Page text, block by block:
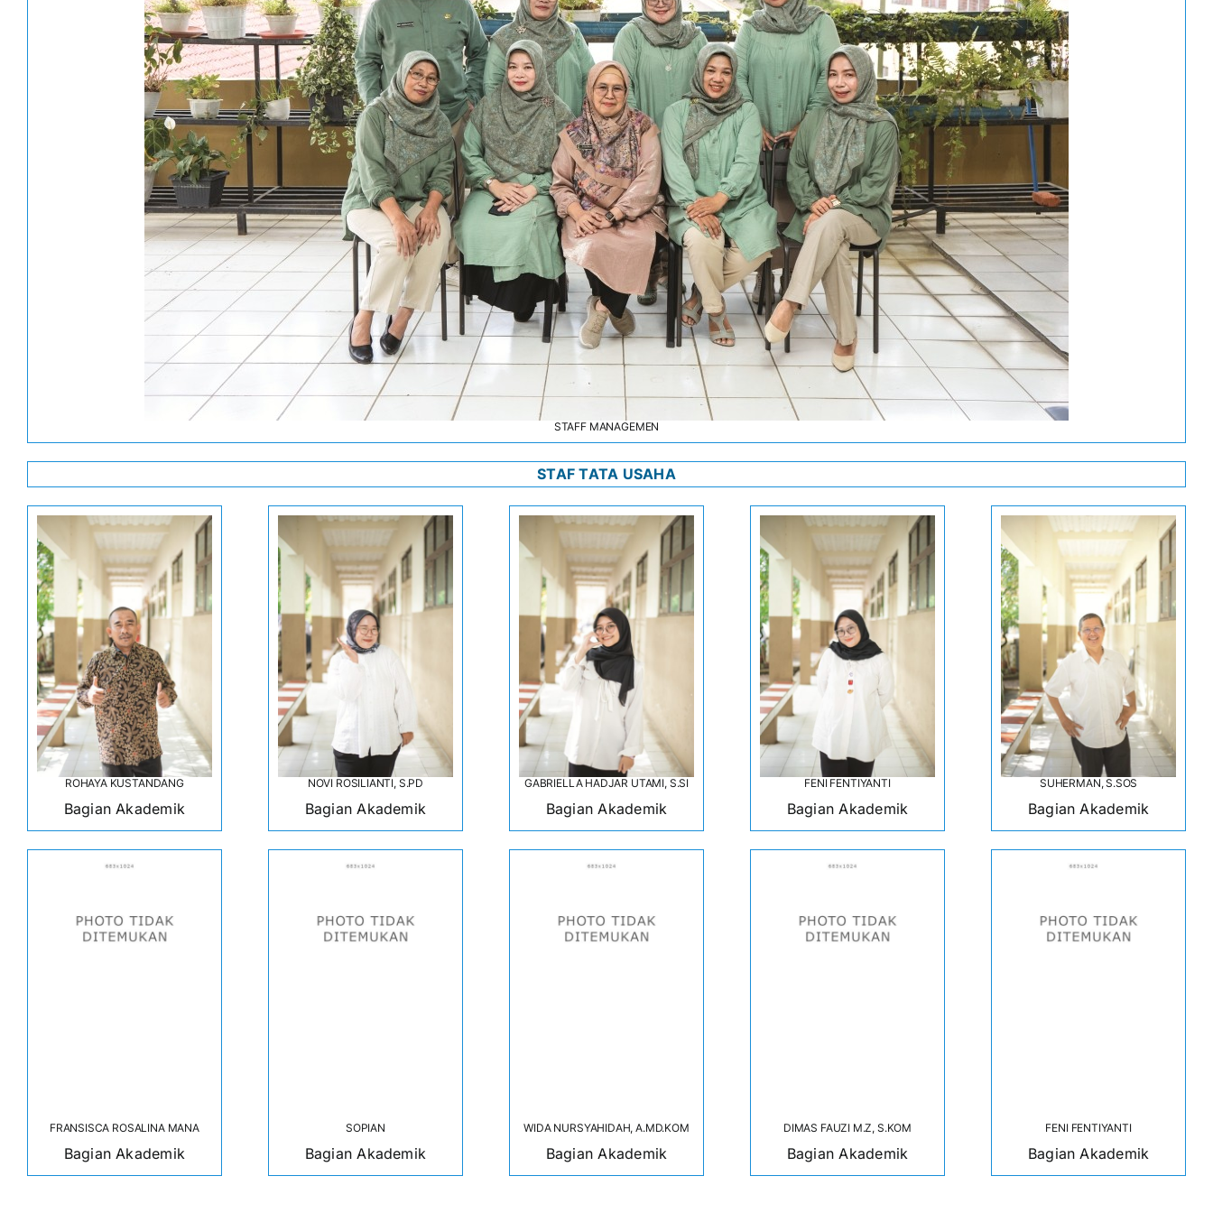
STAFF MANAGEMEN
STAF TATA USAHA
ROHAYA KUSTANDANG
Bagian Akademik
NOVI ROSILIANTI, S.PD
Bagian Akademik
GABRIELLA HADJAR UTAMI, S.SI
Bagian Akademik
FENI FENTIYANTI
Bagian Akademik
SUHERMAN, S.SOS
Bagian Akademik
FRANSISCA ROSALINA MANA
Bagian Akademik
SOPIAN
Bagian Akademik
WIDA NURSYAHIDAH, A.MD.KOM
Bagian Akademik
DIMAS FAUZI M.Z, S.KOM
Bagian Akademik
FENI FENTIYANTI
Bagian Akademik